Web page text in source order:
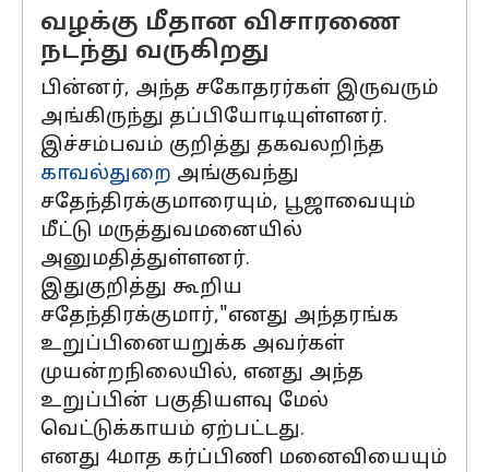
வழக்கு மீதான விசாரணை
நடந்து வருகிறது
பின்னர், அந்த சகோதரர்கள் இருவரும்
அங்கிருந்து தப்பியோடியுள்ளனர்.
இச்சம்பவம் குறித்து தகவலறிந்த
காவல்துறை அங்குவந்து
சதேந்திரக்குமாரையும், பூஜாவையும்
மீட்டு மருத்துவமனையில்
அனுமதித்துள்ளனர்.
இதுகுறித்து கூறிய
சதேந்திரக்குமார்,"எனது அந்தரங்க
உறுப்பினையறுக்க அவர்கள்
முயன்றநிலையில், எனது அந்த
உறுப்பின் பகுதியளவு மேல்
வெட்டுக்காயம் ஏற்பட்டது.
எனது 4மாத கர்ப்பிணி மனைவியையும்